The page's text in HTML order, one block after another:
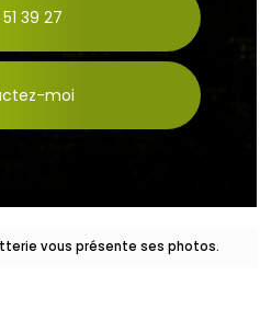
51 39 27
moi
vous présente ses photos.